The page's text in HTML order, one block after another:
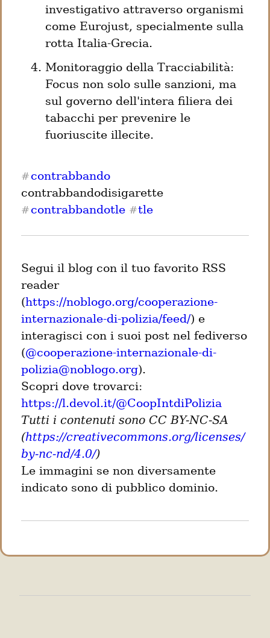
investigativo attraverso organismi
come Eurojust, specialmente sulla
rotta Italia-Grecia.
Monitoraggio della Tracciabilità:
Focus non solo sulle sanzioni, ma
sul governo dell'intera filiera dei
tabacchi per prevenire le
fuoriuscite illecite.
# contrabbando
# contrabbandotle #tle
Segui il blog con il tuo favorito RSS
reader
(https://noblogo.org/cooperazione-
internazionale-di-polizia/feed/) e
interagisci con i suoi post nel fediverso
(@cooperazione-internazionale-di-
polizia@noblogo.org).
https://l.devol.it/@CoopIntdiPolizia
Tutti i contenuti sono CC BY-NC-SA
(https://creativecommons.org/licenses/
by-nc-nd/4.0/)
Le immagini se non diversamente
indicato sono di pubblico dominio.